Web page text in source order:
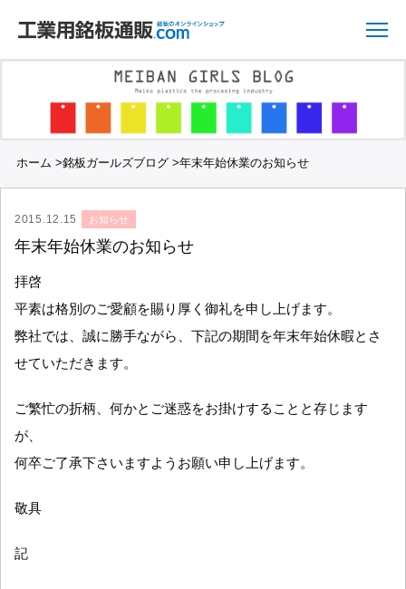
ホーム >銘板ガールズブログ>年末年始休業のお知らせ
2015.12.15 お知らせ
年末年始休業のお知らせ
拝啓
平素は格別のご愛顧を賜り厚く御礼を申し上げます。
弊社では、誠に勝手ながら、下記の期間を年末年始休暇とさ
せていただきます。
ご繁忙の折柄、何かとご迷惑をお掛けすることと存じます
が、
何卒ご了承下さいますようお願い申し上げます。
敬具
記